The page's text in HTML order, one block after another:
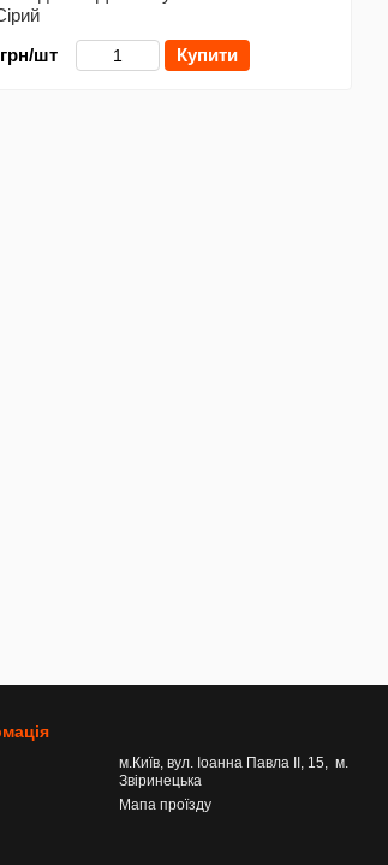
шт
Купити
м.Київ, вул. Іоанна Павла ІІ, 15, м.
Звіринецька
Мапа проїзду